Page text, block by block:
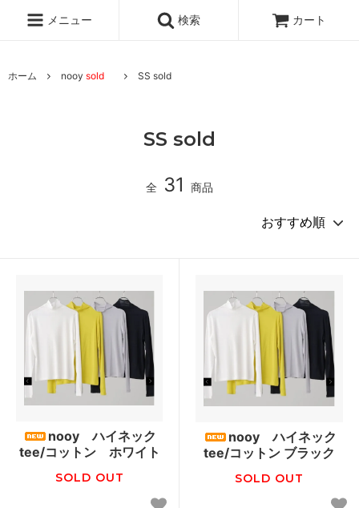
メニュー 検索 カート
ホーム nooy sold SS sold
SS sold
全 31 商品
nooy ハイネック
tee/コットン ホワイト
SOLD OUT
nooy ハイネック
tee/コットン ブラック
SOLD OUT